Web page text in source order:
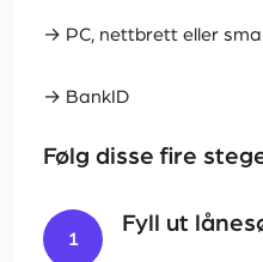
→ PC, nettbrett eller
→ BankID
Følg disse fire
1
Fyll ut